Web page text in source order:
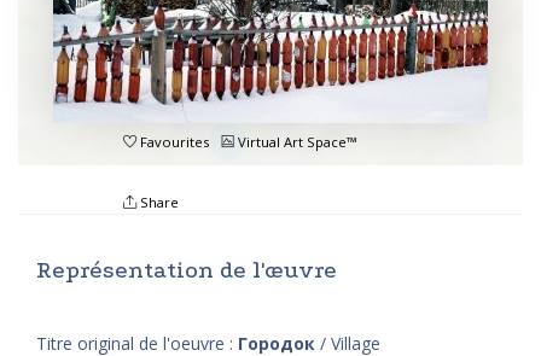
Favourites Virtual Art Space™
Share
Représentation de l'œuvre
Titre original de l'oeuvre : Городок / Village